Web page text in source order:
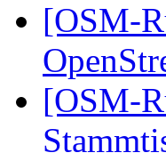
[OSM-
[OSM-